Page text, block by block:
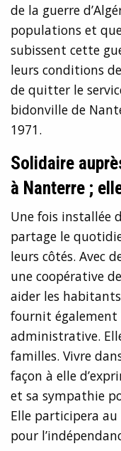
de la guerre
populations et
subissent cette
leurs conditions
de quitter le
bidonville de
1971.
Solidaire
à Nanterre ;
Une fois installée
partage le
leurs côtés. Avec
une coopérative
aider les
fournit également
administrative.
familles. Vivre
façon à elle
et sa sympathie
Elle participera
pour